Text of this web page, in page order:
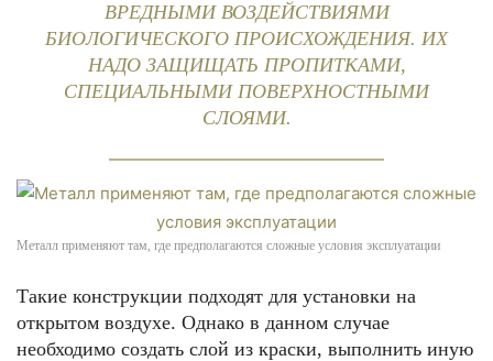
ВРЕДНЫМИ ВОЗДЕЙСТВИЯМИ
БИОЛОГИЧЕСКОГО ПРОИСХОЖДЕНИЯ. ИХ
НАДО ЗАЩИЩАТЬ ПРОПИТКАМИ,
СПЕЦИАЛЬНЫМИ ПОВЕРХНОСТНЫМИ
СЛОЯМИ.
Металл применяют там, где предполагаются сложные условия эксплуатации
Такие конструкции подходят для установки на
открытом воздухе. Однако в данном случае
необходимо создать слой из краски, выполнить иную